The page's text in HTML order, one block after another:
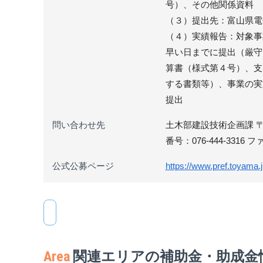
号）、その他関係資料
（３）提出先：富山県
（４）実績報告：対象
早い日までに提出（厳
算書（様式第４号）、
する書類等）、事業の
提出
問い合わせ先
土木部建設技術企画課
番号：076-444-3316 フ
公式公募ページ https://
Area 関連エリアの補助金・助成金